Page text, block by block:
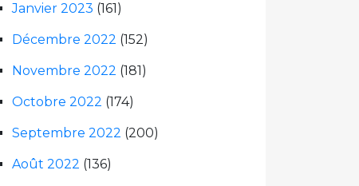
Janvier 2023 (161)
Décembre 2022 (152)
Novembre 2022 (181)
Octobre 2022 (174)
Septembre 2022 (200)
Août 2022 (136)